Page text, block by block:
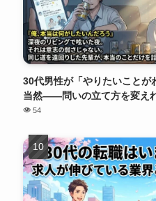
30代男性が「やりたいことが
当然——問いの立て方を変え
54